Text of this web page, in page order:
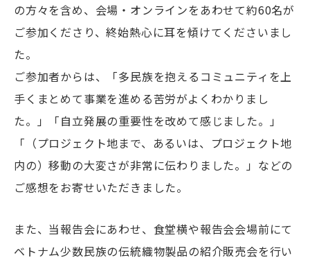
の方々を含め、会場・オンラインをあわせて約60名が
ご参加くださり、終始熱心に耳を傾けてくださいまし
た。
ご参加者からは、「多民族を抱えるコミュニティを上
手くまとめて事業を進める苦労がよくわかりまし
た。」「自立発展の重要性を改めて感じました。」
「（プロジェクト地まで、あるいは、プロジェクト地
内の）移動の大変さが非常に伝わりました。」などの
ご感想をお寄せいただきました。
また、当報告会にあわせ、食堂横や報告会会場前にて
ベトナム少数民族の伝統織物製品の紹介販売会を行い